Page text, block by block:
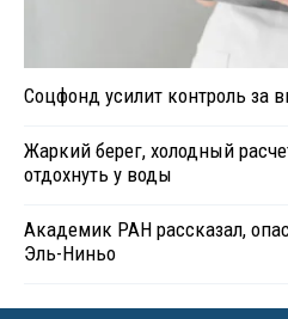
Соцфонд усилит контроль за
Жаркий берег, холодный
отдохнуть у воды
Академик РАН рассказал,
Эль-Ниньо